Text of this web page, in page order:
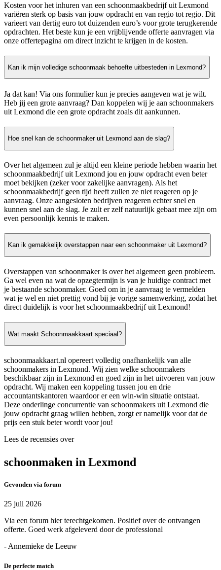
Kosten voor het inhuren van een schoonmaakbedrijf uit Lexmond
variëren sterk op basis van jouw opdracht en van regio tot regio. Dit
varieert van dertig euro tot duizenden euro’s voor grote terugkerende
opdrachten. Het beste kun je een vrijblijvende offerte aanvragen via
onze offertepagina om direct inzicht te krijgen in de kosten.
Kan ik mijn volledige schoonmaak behoefte uitbesteden in Lexmond?
Ja dat kan! Via ons formulier kun je precies aangeven wat je wilt.
Heb jij een grote aanvraag? Dan koppelen wij je aan schoonmakers
uit Lexmond die een grote opdracht zoals dit aankunnen.
Hoe snel kan de schoonmaker uit Lexmond aan de slag?
Over het algemeen zul je altijd een kleine periode hebben waarin het
schoonmaakbedrijf uit Lexmond jou en jouw opdracht even beter
moet bekijken (zeker voor zakelijke aanvragen). Als het
schoonmaakbedrijf geen tijd heeft zullen ze niet reageren op je
aanvraag. Onze aangesloten bedrijven reageren echter snel en
kunnen snel aan de slag. Je zult er zelf natuurlijk gebaat mee zijn om
even persoonlijk kennis te maken.
Kan ik gemakkelijk overstappen naar een schoonmaker uit Lexmond?
Overstappen van schoonmaker is over het algemeen geen probleem.
Ga wel even na wat de opzegtermijn is van je huidige contract met
je bestaande schoonmaker. Goed om in je aanvraag te vermelden
wat je wel en niet prettig vond bij je vorige samenwerking, zodat het
direct duidelijk is voor het schoonmaakbedrijf uit Lexmond!
Wat maakt Schoonmaakkaart speciaal?
schoonmaakkaart.nl opereert volledig onafhankelijk van alle
schoonmakers in Lexmond. Wij zien welke schoonmakers
beschikbaar zijn in Lexmond en goed zijn in het uitvoeren van jouw
opdracht. Wij maken een koppeling tussen jou en drie
accountantskantoren waardoor er een win-win situatie ontstaat.
Deze onderlinge concurrentie van schoonmakers uit Lexmond die
jouw opdracht graag willen hebben, zorgt er namelijk voor dat de
prijs een stuk beter wordt voor jou!
Lees de recensies over
schoonmaken in Lexmond
Gevonden via forum
25 juli 2026
Via een forum hier terechtgekomen. Positief over de ontvangen
offerte. Goed werk afgeleverd door de professional
- Annemieke de Leeuw
De perfecte match